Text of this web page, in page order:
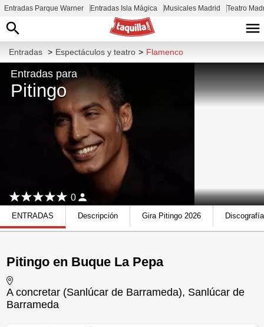
Entradas Parque Warner Entradas Isla Mágica Musicales Madrid Teatro
Entradas > Espectáculos y teatro > Flamenco
Entradas para
Pitingo
0
ENTRADAS Descripción Gira Pitingo 2026 Discografía
Pitingo en Buque La Pepa
A concretar (Sanlúcar de Barrameda), Sanlúcar de
Barrameda